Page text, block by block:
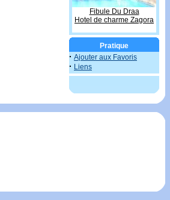
Fibule Du Draa
Hotel de charme Zagora
Pratique
· Ajouter aux Favoris
· Liens